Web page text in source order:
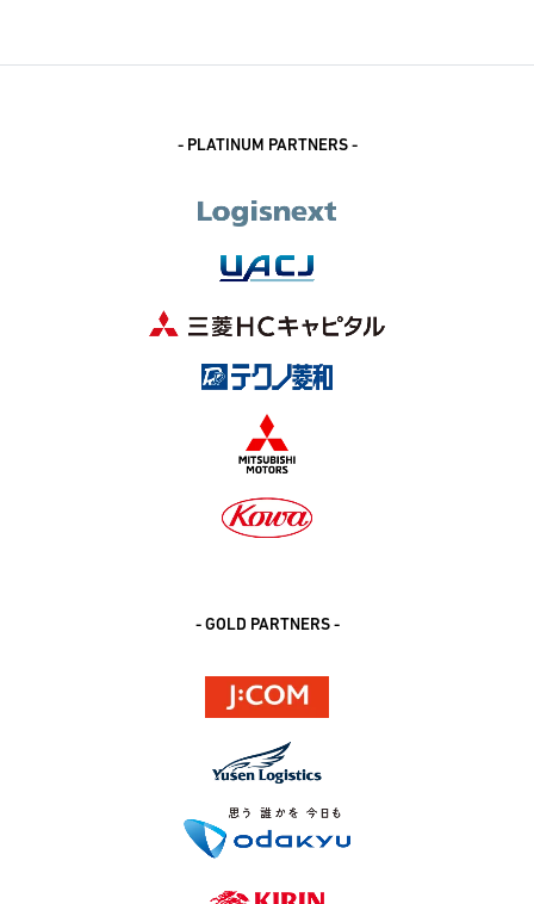
- PLATINUM PARTNERS -
- GOLD PARTNERS -